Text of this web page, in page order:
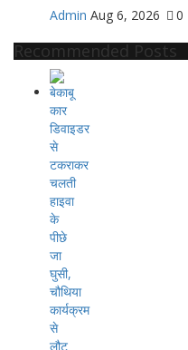
Admin Aug 6, 2026 0
Recommended Posts